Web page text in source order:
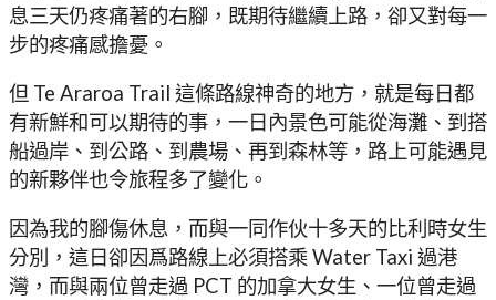
息三天仍疼痛著的右腳，既期待繼續上路，卻又對每一
步的疼痛感擔憂。
但 Te Araroa Trail 這條路線神奇的地方，就是每日都
有新鮮和可以期待的事，一日內景色可能從海灘、到搭
船過岸、到公路、到農場、再到森林等，路上可能遇見
的新夥伴也令旅程多了變化。
因為我的腳傷休息，而與一同作伙十多天的比利時女生
分別，這日卻因爲路線上必須搭乘 Water Taxi 過港
灣，而與兩位曾走過 PCT 的加拿大女生、一位曾走過